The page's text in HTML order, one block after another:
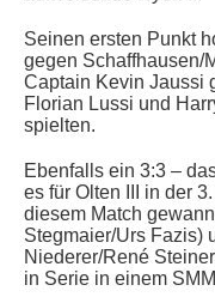
Seinen ersten Punkt
gegen Schaffhausen/
Captain Kevin Jaussi
Florian Lussi und
spielten.
Ebenfalls ein 3:3 –
es für Olten III in der
diesem Match
Stegmaier/Urs Fazis)
Niederer/René Steiner
in Serie in einem